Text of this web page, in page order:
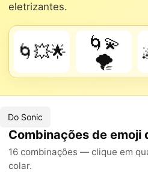
eletrizantes.
🌀💥🌟
🌀💫
🌪️
Do Sonic
Combinações de emoji
16 combinações — clique em
colar.